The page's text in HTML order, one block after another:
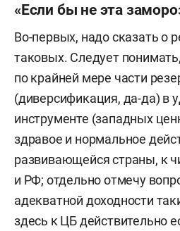
«Если бы не эта
Во-первых, надо сказать о
таковых. Следует
по крайней мере части
(диверсификация, да-да) в
инструменте (западных
здравое и нормальное
развивающейся страны, к
и РФ; отдельно отмечу
адекватной доходности
здесь к ЦБ действительно